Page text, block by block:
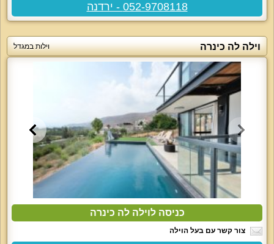
052-9708118 - ירדנה
וילה לה כינרה וילות במגדל
כניסה לוילה לה כינרה
צור קשר עם בעל הוילה